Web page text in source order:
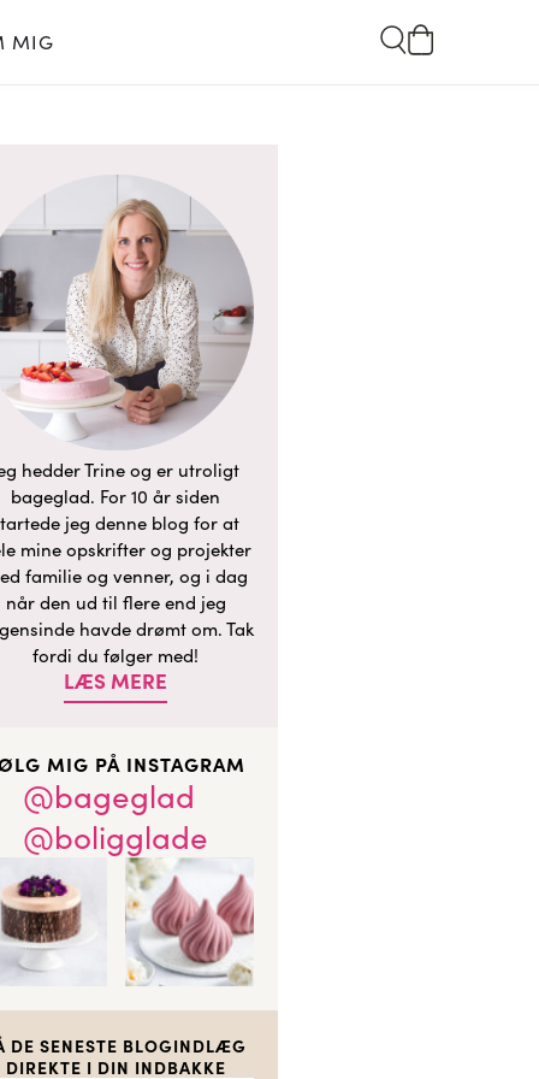
MIG
hedder Trine og er utroligt
bageglad. For 10 år siden
jeg denne blog for at
mine opskrifter og projekter
familie og venner, og i dag
når den ud til flere end jeg
havde drømt om. Tak
fordi du følger med!
LÆS MERE
MIG PÅ INSTAGRAM
@bageglad
@boligglade
DE SENESTE BLOGINDLÆG
DIREKTE I DIN INDBAKKE